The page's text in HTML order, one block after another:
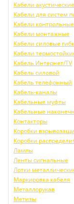
Кабели акустические
Кабели для систем
Кабели контрольные
Кабели монтажные
Кабели силовые
Кабели
Кабель Интернет/TV
Кабель силовой
Кабель телефонный
Кабель-каналы
Кабельные муфты
Кабельные
Контакторы
Коробки
Коробки
Лампы
Ленты сигнальные
Лотки
Маркировка кабеля
Металлорукав
Метизы